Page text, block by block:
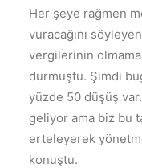
Her şeye rağmen
vuracağını
vergilerinin
durmuştu. Şimdi
yüzde 50 düşüş
geliyor ama biz bu
erteleyerek
konuştu.